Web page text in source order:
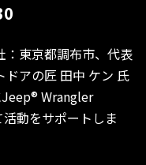
：東京都調布市、代表
アの匠 田中 ケン 氏
Wrangler
動をサポートしま